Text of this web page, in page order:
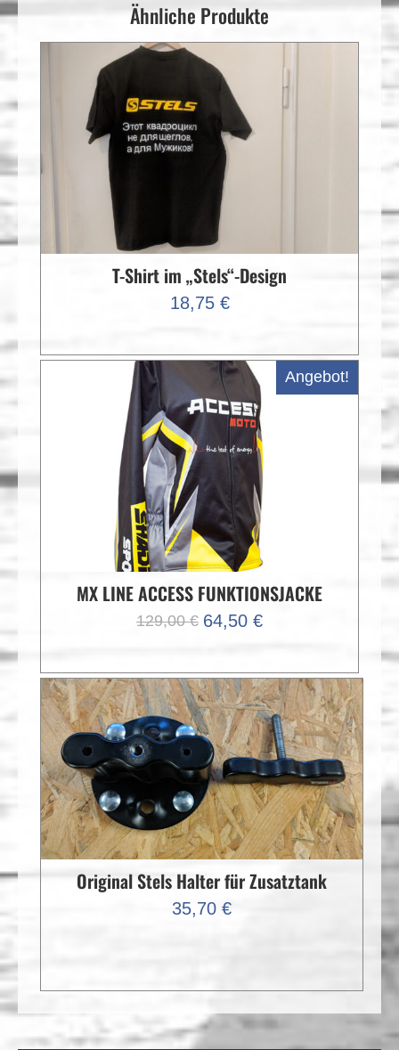
Ähnliche Produkte
T-Shirt im „Stels“-Design
18,75 €
Angebot!
MX LINE ACCESS FUNKTIONSJACKE
129,00€ Ursprünglicher
war:
129,00 €
64,50 €Aktueller
ist:
64,50 €.
Original Stels Halter für Zusatztank
35,70 €